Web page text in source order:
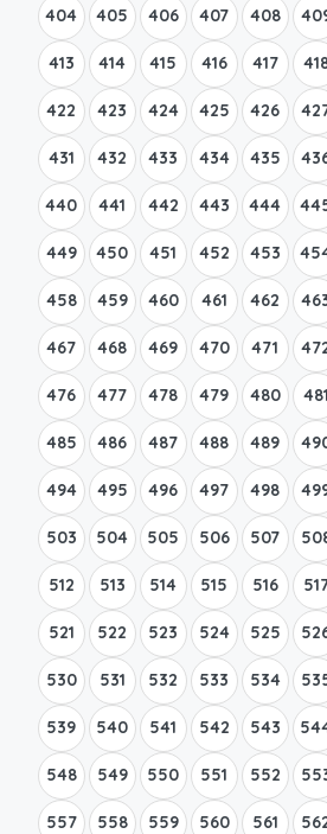
404 405 406 407 408
413 414 415 416 417
422 423 424 425 426
431 432 433 434 435
440 441 442 443 444
449 450 451 452 453
458 459 460 461 462
467 468 469 470 471
476 477 478 479 480 481
485 486 487 488 489
494 495 496 497 498
503 504 505 506 507
512 513 514 515 516
521 522 523 524 525
530 531 532 533 534
539 540 541 542 543
548 549 550 551 552
557 558 559 560 561